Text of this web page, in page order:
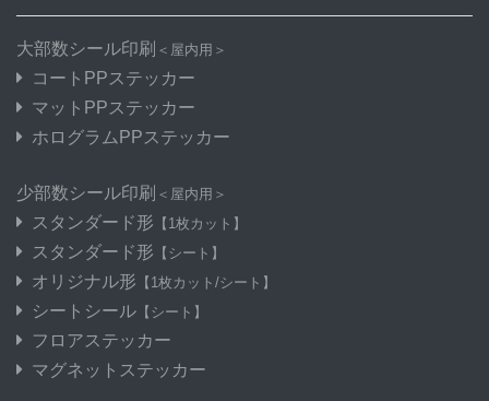
大部数シール印刷 ＜屋内用＞
コートPPステッカー
マットPPステッカー
ホログラムPPステッカー
少部数シール印刷 ＜屋内用＞
スタンダード形 【1枚カット】
スタンダード形 【シート】
オリジナル形 【1枚カット/シート】
シートシール 【シート】
フロアステッカー
マグネットステッカー